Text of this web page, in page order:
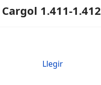
Cargol 1.411-1.412
Llegir